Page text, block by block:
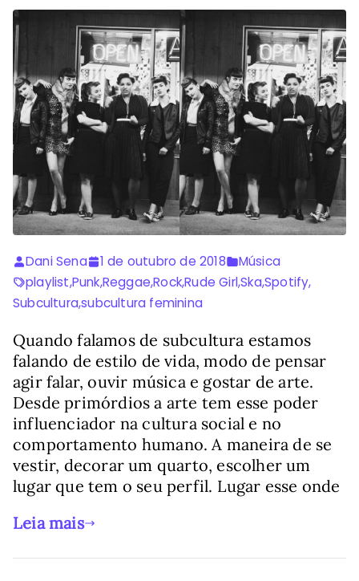
Dani Sena 1 de outubro de 2018
Música
playlist,Punk,Reggae,Rock,Rude Girl,Ska,Spotify,
Subcultura,subcultura feminina
Quando falamos de subcultura estamos
falando de estilo de vida, modo de pensar
agir falar, ouvir música e gostar de arte.
Desde primórdios a arte tem esse poder
influenciador na cultura social e no
comportamento humano. A maneira de se
vestir, decorar um quarto, escolher um
lugar que tem o seu perfil. Lugar esse onde
Leia mais